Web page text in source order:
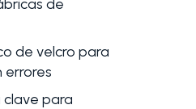
de
de velcro para
errores
clave para